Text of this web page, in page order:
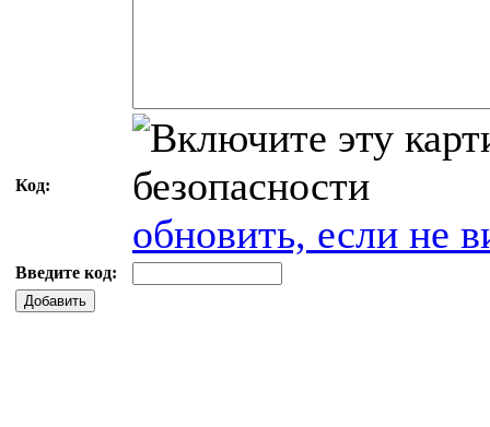
Код:
обновить, если не
Введите код:
Добавить